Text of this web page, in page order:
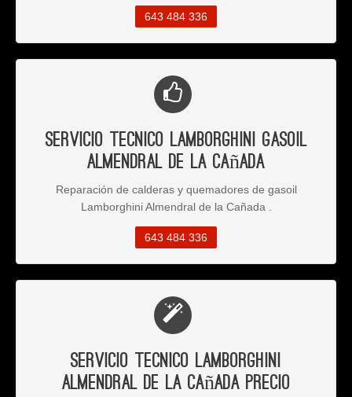
643 484 336
Servicio Tecnico Lamborghini Gasoil
Almendral de la Cañada
Reparación de calderas y quemadores de gasoil
Lamborghini Almendral de la Cañada .
643 484 336
Servicio Tecnico Lamborghini
Almendral de la Cañada Precio